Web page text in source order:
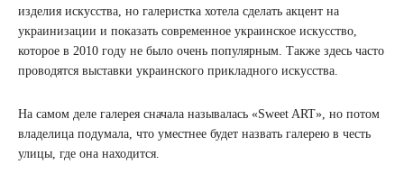
изделия искусства, но галеристка хотела сделать акцент на
украинизации и показать современное украинское искусство,
которое в 2010 году не было очень популярным. Также здесь часто
проводятся выставки украинского прикладного искусства.
На самом деле галерея сначала называлась «Sweet ART», но потом
владелица подумала, что уместнее будет назвать галерею в честь
улицы, где она находится.